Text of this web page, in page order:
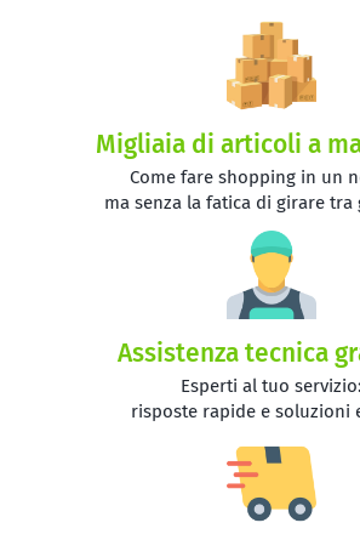
Migliaia di articoli a
Come fare shopping in un
ma senza la fatica di girare tra
Assistenza tecnica
Esperti al tuo servizio:
risposte rapide e soluzioni